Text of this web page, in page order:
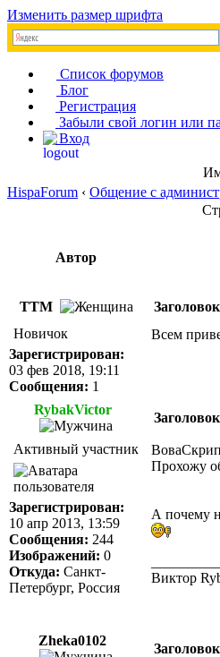
Изменить размер шрифта
Список форумов
Блог
Регистрация
Забыли свой логин или
Вход
HispaForum ‹ Общение с
Автор
ТТМ
Новичок
Зарегистрирован:
03 фев 2018, 19:11
Сообщения: 1
Всем
RybakVictor
Активный участник
Зарегистрирован:
10 апр 2013, 13:59
Сообщения: 244
Изображений: 0
Откуда: Санкт-
Петербург, Россия
Прохожу
А почему
Виктор
Zheka0102